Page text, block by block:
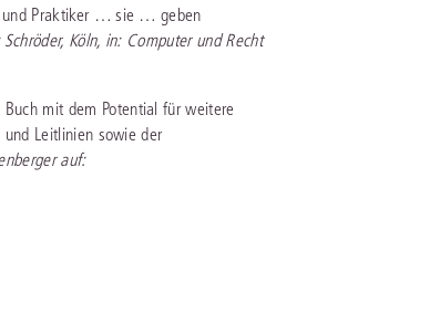
und Praktiker … sie … geben
Schröder, Köln, in: Computer und Recht
mit dem Potential für weitere
Leitlinien sowie der
auf: